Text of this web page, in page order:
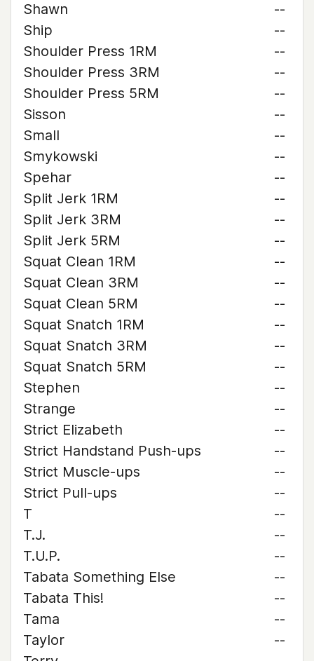
Shawn
--
Ship
--
Shoulder Press 1RM
--
Shoulder Press 3RM
--
Shoulder Press 5RM
--
Sisson
--
Small
--
Smykowski
--
Spehar
--
Split Jerk 1RM
--
Split Jerk 3RM
--
Split Jerk 5RM
--
Squat Clean 1RM
--
Squat Clean 3RM
--
Squat Clean 5RM
--
Squat Snatch 1RM
--
Squat Snatch 3RM
--
Squat Snatch 5RM
--
Stephen
--
Strange
--
Strict Elizabeth
--
Strict Handstand Push-ups
--
Strict Muscle-ups
--
Strict Pull-ups
--
T
--
T.J.
--
T.U.P.
--
Tabata Something Else
--
Tabata This!
--
Tama
--
Taylor
--